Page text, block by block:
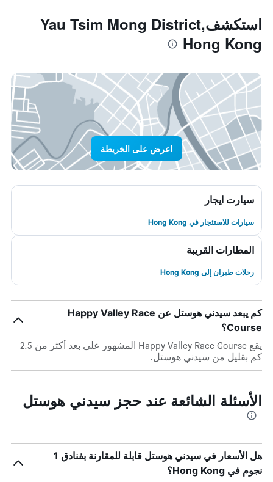
استكشفYau Tsim Mong District,
Hong Kong
اعرض على الخريطة
سيارت ايجار
سيارات للاستئجار في Hong Kong
المطارات القريبة
رحلات طيران إلى Hong Kong
كم يبعد سيدني هوستل عن Happy Valley Race
Course؟
يقع Happy Valley Race Course المشهور على بعد أكثر من 2.5
كم بقليل من سيدني هوستل.
الأسئلة الشائعة عند حجز سيدني هوستل
هل الأسعار في سيدني هوستل قابلة للمقارنة بفنادق 1
نجوم في Hong Kong؟